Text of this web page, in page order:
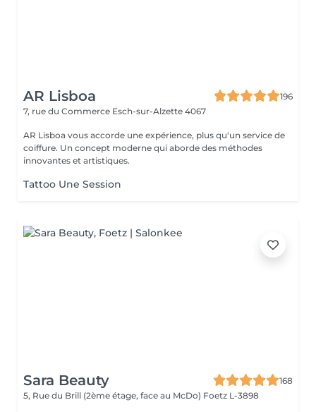
AR Lisboa
196
7, rue du Commerce Esch-sur-Alzette 4067
AR Lisboa vous accorde une expérience, plus qu'un service de
coiffure. Un concept moderne qui aborde des méthodes
innovantes et artistiques.
Tattoo Une Session
Sara Beauty
168
5, Rue du Brill (2ème étage, face au McDo) Foetz L-3898